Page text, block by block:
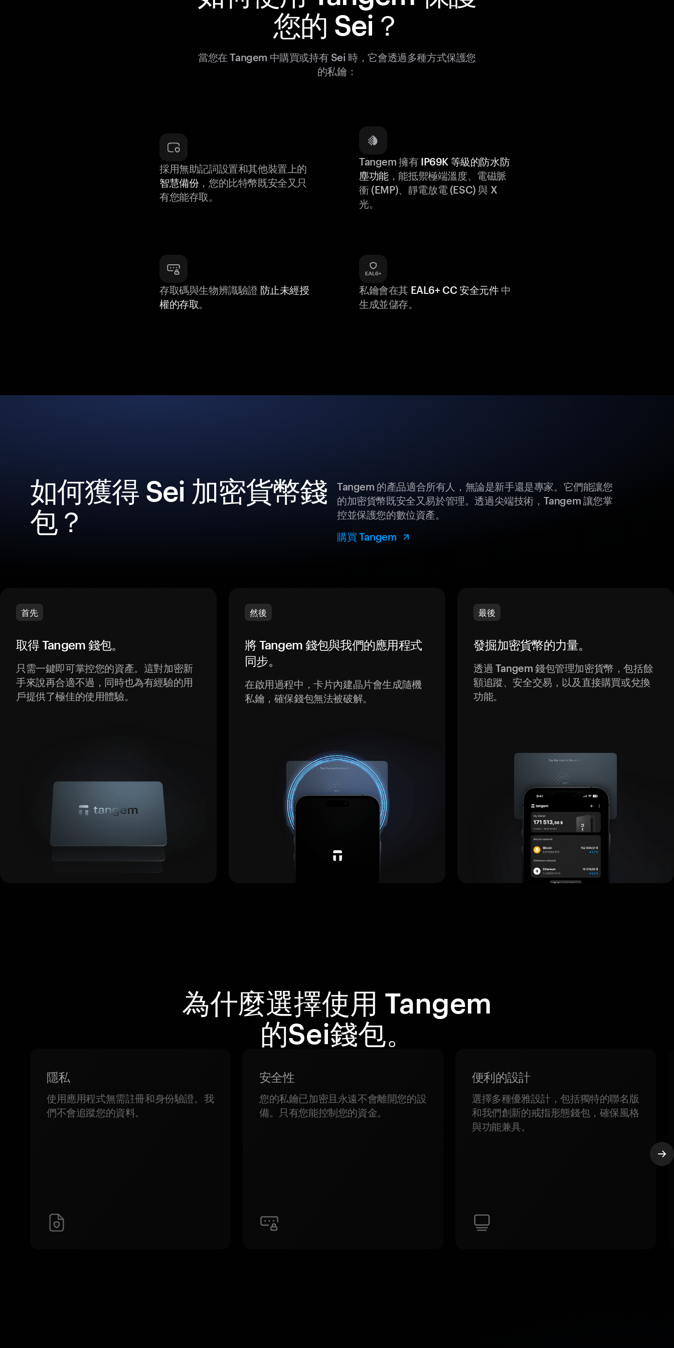
您的 Sei？
當您在 Tangem 中購買或持有 Sei 時，它會透過多種方式保護您
的私鑰：
採用無助記詞設置和其他裝置上的
智慧備份，您的比特幣既安全又只
有您能存取。
Tangem 擁有 IP69K 等級的防水防
塵功能，能抵禦極端溫度、電磁脈
衝 (EMP)、靜電放電 (ESC) 與 X
光。
存取碼與生物辨識驗證 防止未經授
權的存取。
私鑰會在其 EAL6+ CC 安全元件中
生成並儲存。
如何獲得 Sei 加密貨幣錢
包？
Tangem 的產品適合所有人，無論是新手還是專家。它們能讓您
的加密貨幣既安全又易於管理。透過尖端技術，Tangem 讓您掌
控並保護您的數位資產。
購買 Tangem
首先
取得 Tangem 錢包。
只需一鍵即可掌控您的資產。這對加密新
手來說再合適不過，同時也為有經驗的用
戶提供了極佳的使用體驗。
然後
將 Tangem 錢包與我們的應用程式
同步。
在啟用過程中，卡片內建晶片會生成隨機
私鑰，確保錢包無法被破解。
最後
發掘加密貨幣的力量。
透過 Tangem 錢包管理加密貨幣，包括餘
額追蹤、安全交易，以及直接購買或兌換
功能。
為什麼選擇使用 Tangem
的Sei錢包。
隱私
使用應用程式無需註冊和身份驗證。我
們不會追蹤您的資料。
安全性
您的私鑰已加密且永遠不會離開您的設
備。只有您能控制您的資金。
便利的設計
選擇多種優雅設計，包括獨特的聯名版
和我們創新的戒指形態錢包，確保風格
與功能兼具。